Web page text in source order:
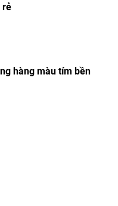
rẻ
hàng màu tím bền